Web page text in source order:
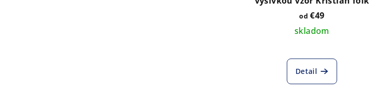
od €49
skladom
Detail